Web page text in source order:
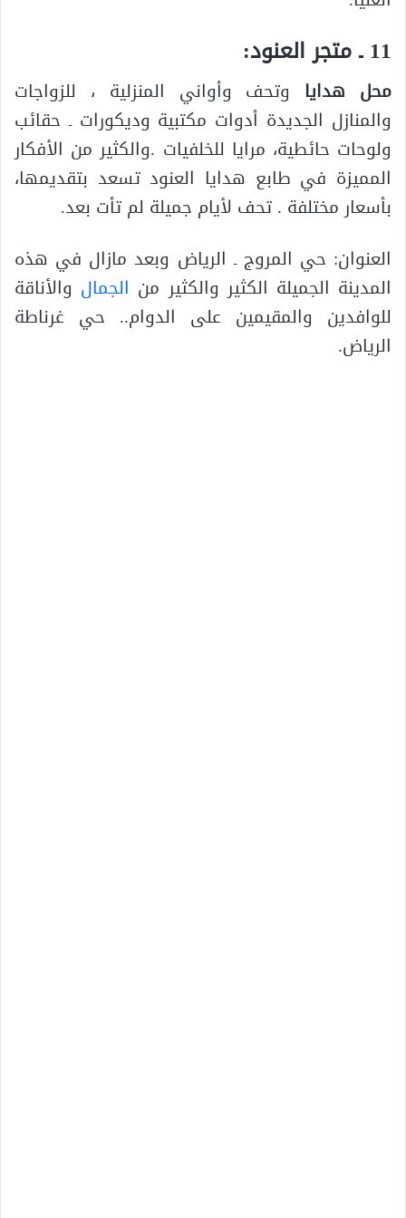
11 ـ متجر العنود:
محل هدايا وتحف وأواني المنزلية ، للزواجات
والمنازل الجديدة أدوات مكتبية وديكورات ـ حقائب
ولوحات حائطية، مرايا للخلفيات .والكثير من الأفكار
المميزة في طابع هدايا العنود تسعد بتقديمها،
بأسعار مختلفة . تحف لأيام جميلة لم تأت بعد.
العنوان: حي المروج ـ الرياض وبعد مازال في هذه
المدينة الجميلة الكثير والكثير من الجمال والأناقة
للوافدين والمقيمين على الدوام.. حي غرناطة
الرياض.